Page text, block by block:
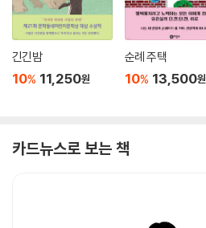
긴긴밤
10% 11,250원
순례 주택
10% 13,500원
카드뉴스로 보는 책